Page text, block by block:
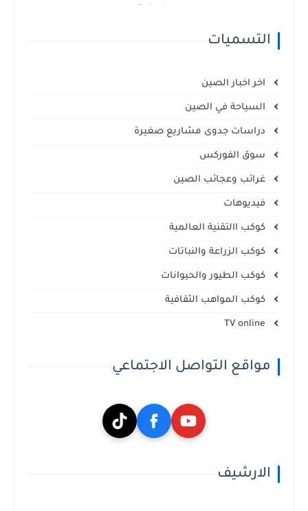
التسميات
اخر اخبار الصين
السياحة في الصين
دراسات جدوى مشاريع صغيرة
سوق الفوركس
غرائب وعجائب الصين
فيديوهات
كوكب االتقنية العالمية
كوكب الزراعة والنباتات
كوكب الطيور والحيوانات
كوكب المواهب الثقافية
مواقع التواصل الاجتماعي
الارشيف